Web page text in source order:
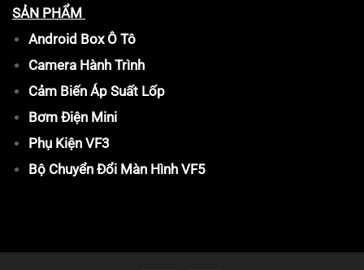
SẢN PHẨM
Android Box Ô Tô
Camera Hành Trình
Cảm Biến Áp Suất Lốp
Bơm Điện Mini
Phụ Kiện VF3
Bộ Chuyển Đổi Màn Hình VF5